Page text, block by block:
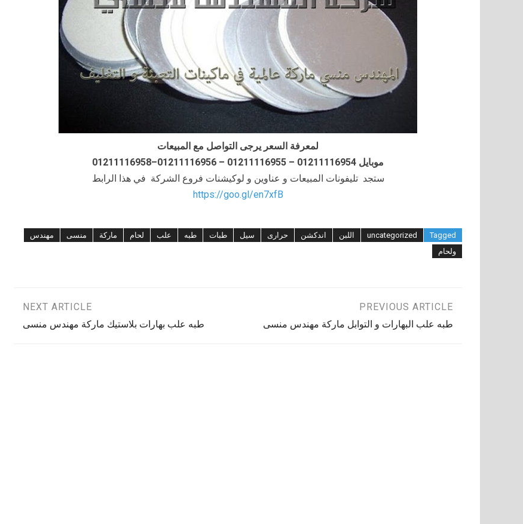
لمعرفة السعر يرجى التواصل مع المبيعات
موبايل 01211116954 – 01211116955 – 01211116956–01211116958
ستجد تليفونات المبيعات و عناوين و لوكيشنات فروع الشركة في هذا الرابط
https://goo.gl/en7xfB
Tagged
uncategorized اللبن اندكشن حرارى سيل طبات طبه علب لحام ماركة منسى
مهندس
ولحام
تصفّح
PREVIOUS ARTICLE
طبه علب البهارات و التوابل ماركة مهندس منسى
NEXT ARTICLE
طبه علب بهارات بلاستيك ماركة مهندس منسى